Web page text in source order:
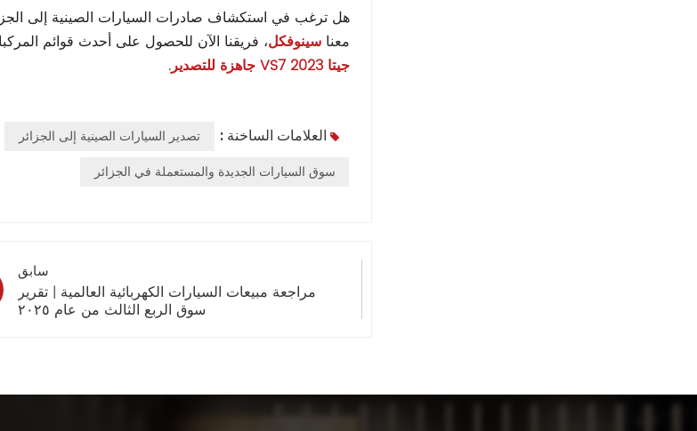
هل ترغب في استكشاف صادرات السيارات الصينية إلى
معنا سينوفكل، فريقنا الآن للحصول على أحدث قوائم
جيتا VS7 2023 جاهزة للتصدير
.
العلامات الساخنة : تصدير السيارات الصينية إلى الجزائر
سوق السيارات الجديدة والمستعملة في الجزائر
سابق
مراجعة مبيعات السيارات الكهربائية العالمية | تقرير
سوق الربع الثالث من عام ٢٠٢٥